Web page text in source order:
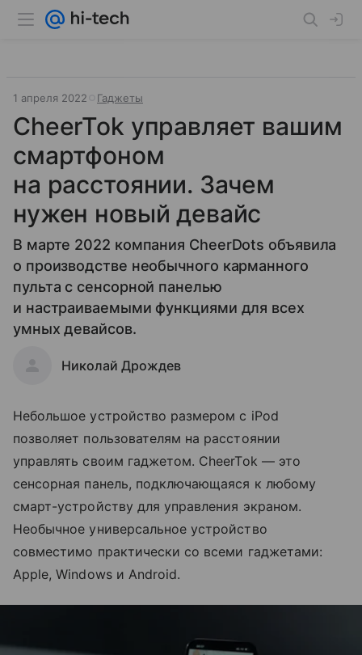
1 апреля 2022 Гаджеты
CheerTok управляет вашим
смартфоном
на расстоянии. Зачем
нужен новый девайс
В марте 2022 компания CheerDots объявила
о производстве необычного карманного
пульта с сенсорной панелью
и настраиваемыми функциями для всех
умных девайсов.
Николай Дрождев
Небольшое устройство размером с iPod
позволяет пользователям на расстоянии
управлять своим гаджетом. CheerTok — это
сенсорная панель, подключающаяся к любому
смарт-устройству для управления экраном.
Необычное универсальное устройство
совместимо практически со всеми гаджетами:
Apple, Windows и Android.